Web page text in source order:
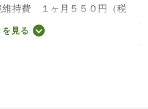
持費 １ヶ月５５０円（税
（税込）／更新手数料１６５
品が異なる場合がございます
主負担（使用時）・賃貸保証
００％（初回保証料）、２年
を見る